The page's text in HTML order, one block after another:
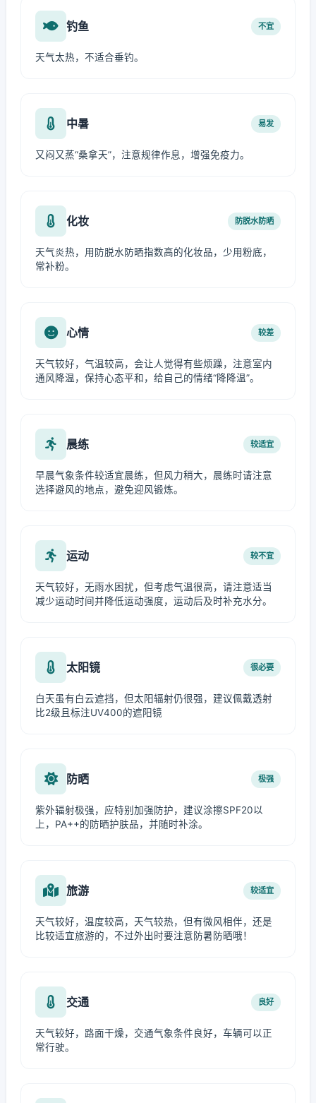
钓鱼 不宜
天气太热，不适合垂钓。
中暑 易发
又闷又蒸“桑拿天”，注意规律作息，增强免疫力。
化妆 防脱水防晒
天气炎热，用防脱水防晒指数高的化妆品，少用粉底，
常补粉。
心情 较差
天气较好，气温较高，会让人觉得有些烦躁，注意室内
通风降温，保持心态平和，给自己的情绪“降降温”。
晨练 较适宜
早晨气象条件较适宜晨练，但风力稍大，晨练时请注意
选择避风的地点，避免迎风锻炼。
运动 较不宜
天气较好，无雨水困扰，但考虑气温很高，请注意适当
减少运动时间并降低运动强度，运动后及时补充水分。
太阳镜 很必要
白天虽有白云遮挡，但太阳辐射仍很强，建议佩戴透射
比2级且标注UV400的遮阳镜
防晒 极强
紫外辐射极强，应特别加强防护，建议涂擦SPF20以
上，PA++的防晒护肤品，并随时补涂。
旅游 较适宜
天气较好，温度较高，天气较热，但有微风相伴，还是
比较适宜旅游的，不过外出时要注意防暑防晒哦！
交通 良好
天气较好，路面干燥，交通气象条件良好，车辆可以正
常行驶。